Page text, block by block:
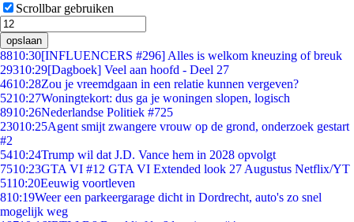
Scrollbar gebruiken
opslaan
8810:30[INFLUENCERS #296] Alles is welkom kneuzing of breuk
29310:29[Dagboek] Veel aan hoofd - Deel 27
4610:28Zou je vreemdgaan in een relatie kunnen vergeven?
5210:27Woningtekort: dus ga je woningen slopen, logisch
8910:26Nederlandse Politiek #725
23010:25Agent smijt zwangere vrouw op de grond, onderzoek gestart
#2
5410:24Trump wil dat J.D. Vance hem in 2028 opvolgt
7510:23GTA VI #12 GTA VI Extended look 27 Augustus Netflix/YT
5110:20Eeuwig voortleven
810:19Weer een parkeergarage dicht in Dordrecht, auto's zo snel
mogelijk weg